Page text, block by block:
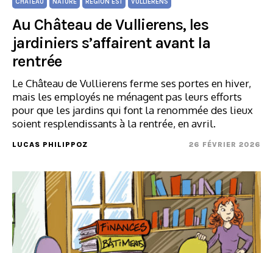
Au Château de Vullierens, les
jardiniers s’affairent avant la
rentrée
Le Château de Vullierens ferme ses portes en hiver,
mais les employés ne ménagent pas leurs efforts
pour que les jardins qui font la renommée des lieux
soient resplendissants à la rentrée, en avril.
LUCAS PHILIPPOZ 26 FÉVRIER 2026